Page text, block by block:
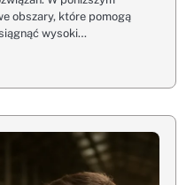
obszary, które pomogą
wysoki…